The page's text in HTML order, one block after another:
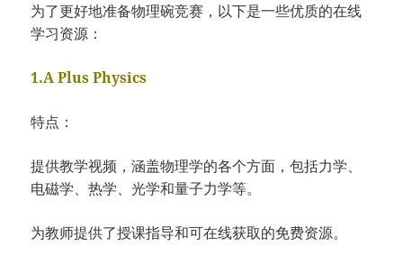
为了更好地准备物理碗竞赛，以下是一些优质的在线
学习资源：
1.A Plus Physics
特点：
提供教学视频，涵盖物理学的各个方面，包括力学、
电磁学、热学、光学和量子力学等。
为教师提供了授课指导和可在线获取的免费资源。